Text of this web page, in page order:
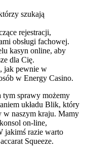
szukają
rejestracji,
obsługi fachowej.
kasyn online, aby
dla Cię.
jak pewnie w
w Energy Casino.
tym sprawy możemy
układu Blik, który
w naszym kraju. Mamy
on-line,
jakimś razie warto
Squeeze.